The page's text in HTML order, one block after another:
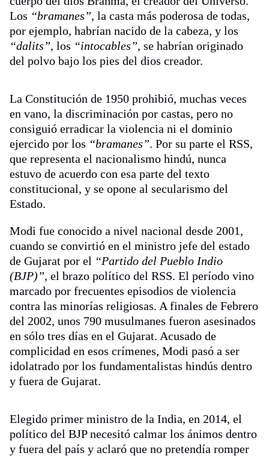
Los “bramanes”, la casta más poderosa de todas,
por ejemplo, habrían nacido de la cabeza, y los
“dalits”, los “intocables”, se habrían originado
del polvo bajo los pies del dios creador.
La Constitución de 1950 prohibió, muchas veces
en vano, la discriminación por castas, pero no
consiguió erradicar la violencia ni el dominio
ejercido por los “bramanes”. Por su parte el RSS,
que representa el nacionalismo hindú, nunca
estuvo de acuerdo con esa parte del texto
constitucional, y se opone al secularismo del
Estado.
Modi fue conocido a nivel nacional desde 2001,
cuando se convirtió en el ministro jefe del estado
de Gujarat por el “Partido del Pueblo Indio
(BJP)”, el brazo político del RSS. El período vino
marcado por frecuentes episodios de violencia
contra las minorías religiosas. A finales de Febrero
del 2002, unos 790 musulmanes fueron asesinados
en sólo tres días en el Gujarat. Acusado de
complicidad en esos crímenes, Modi pasó a ser
idolatrado por los fundamentalistas hindús dentro
y fuera de Gujarat.
Elegido primer ministro de la India, en 2014, el
político del BJP necesitó calmar los ánimos dentro
y fuera del país y aclaró que no pretendía romper